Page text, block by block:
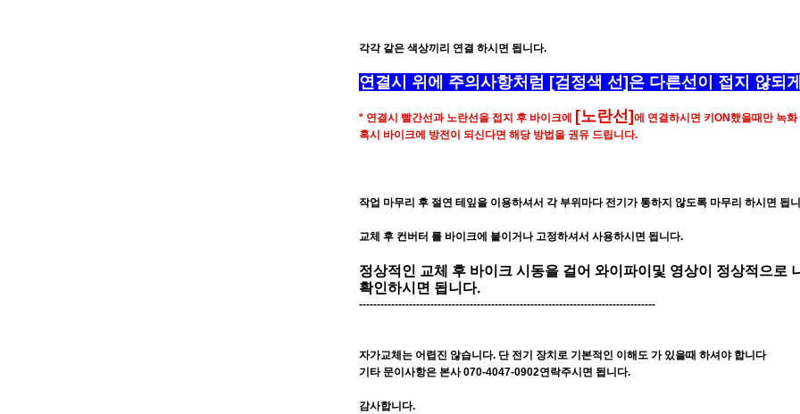
각각 같은 색상끼리 연결 하시면 됩니다.
연결시 위에 주의사항처럼 [검정색 선]은 다른선이 접지 않되
* 연결시 빨간선과 노란선을 접지 후 바이크에 [노란선] 에 연결하시면 키ON했을때만 녹
혹시 바이크에 방전이 되신다면 해당 방법을 권유 드립니 다.
작업 마무리 후 절연 테잎을 이용하셔서 각 부위마다 전기가 통하지 않도록 마무리 하시면 됩
교체 후 컨버터 를 바이크에 붙이거나 고정하셔서 사용하시면 됩니다.
정상적인 교체 후 바이크 시동을 걸어 와이파이및 영상이 정상적으로
확인하시면 됩니다.
-----------------------------------------------------------------------------------
자가교체는 어렵진 않습니다. 단 전기 장치로 기본적인 이해도 가 있을때 하셔야 합니다
기타 문이사항은 본사 070-4047-0902연락주시면 됩니다.
감사합니다.